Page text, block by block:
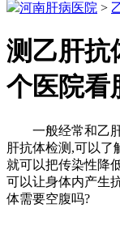
河南肝病医院 >
测乙肝抗
个医院看
一般经常和乙肝
肝抗体检测,可以了
就可以把传染性降
可以让身体内产生
体需要空腹吗?